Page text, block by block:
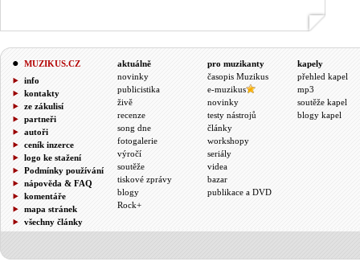
MUZIKUS.CZ
info
kontakty
ze zákulisí
partneři
autoři
ceník inzerce
logo ke stažení
Podmínky používání
nápověda & FAQ
komentáře
mapa stránek
všechny články
aktuálně
novinky
publicistika
živě
recenze
song dne
fotogalerie
výročí
soutěže
tiskové zprávy
blogy
Rock+
pro muzikanty
časopis Muzikus
e-muzikus
novinky
testy nástrojů
články
workshopy
seriály
videa
bazar
publikace a DVD
kapely
přehled kapel
mp3
soutěže kapel
blogy kapel